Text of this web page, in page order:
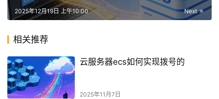
Next
2025年12月19日 上午10:00
相关推荐
云服务器ecs如何实现拨号的
2025年11月7日